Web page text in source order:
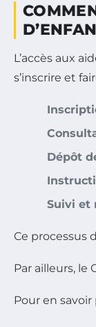
L’accès aux
s’inscrire et
Dépôt
Suivi et
Ce processus
Par ailleurs,
Pour en